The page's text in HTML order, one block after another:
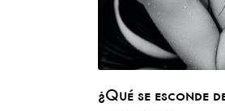
¿Qué se esconde